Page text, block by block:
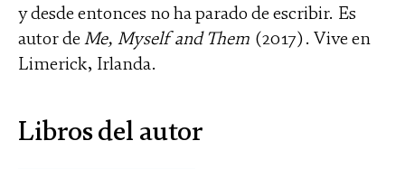
y desde entonces no ha parado de escribir. Es
autor deMe, Myself and Them (2017). Vive en
Limerick, Irlanda.
Libros del autor